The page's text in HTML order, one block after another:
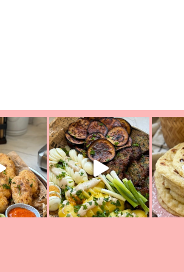
בפ
הימים, חשבתי מה לחדש לכם ונראה
אורז יצירתי לתשעת הימים ולכבוד
פיצה של תשעת